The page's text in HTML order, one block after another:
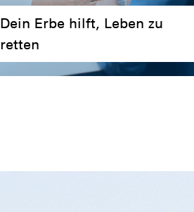
Dein Erbe hilft, Leben zu
retten